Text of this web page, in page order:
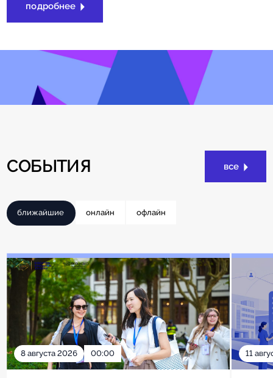
подробнее
СОБЫТИЯ все
ближайшие онлайн офлайн
8 августа 2026 00:00 11